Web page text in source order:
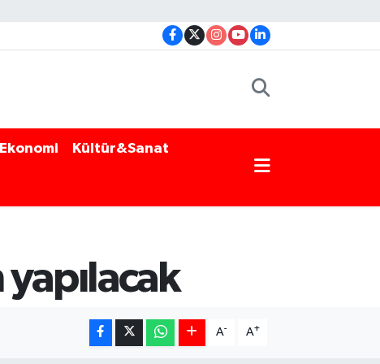
Ekonomi Kültür&Sanat
A- A+